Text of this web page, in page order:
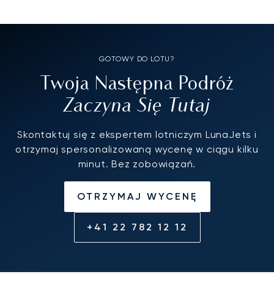
GOTOWY DO LOTU?
Twoja Następna Podróż
Zaczyna Się Tutaj
Skontaktuj się z ekspertem lotniczym LunaJets i
otrzymaj spersonalizowaną wycenę w ciągu kilku
minut. Bez zobowiązań.
OTRZYMAJ WYCENĘ
+41 22 782 12 12